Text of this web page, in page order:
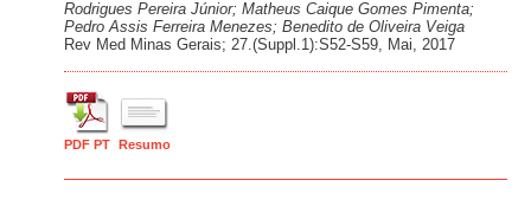
Rodrigues Pereira Júnior; Matheus Caique Gomes Pimenta;
Pedro Assis Ferreira Menezes; Benedito de Oliveira Veiga
Rev Med Minas Gerais; 27.(Suppl.1):S52-S59, Mai, 2017
PDF PT Resumo